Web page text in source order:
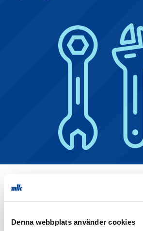
Denna webbplats använder cookies
Smidig
skadebesiktning